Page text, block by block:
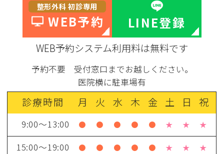
整形外科 初診専用
WEB予約 LINE登録
WEB予約システム利用料は無料です
予約不要 受付窓口までお越しください。
医院横に駐車場有
診療時間 月 火 水 木 金 土 日 祝
9:00～13:00 ● ● ● ● ● ★ ★ ★
15:00～19:00 ● ● ● ● ● ★ ★ ★